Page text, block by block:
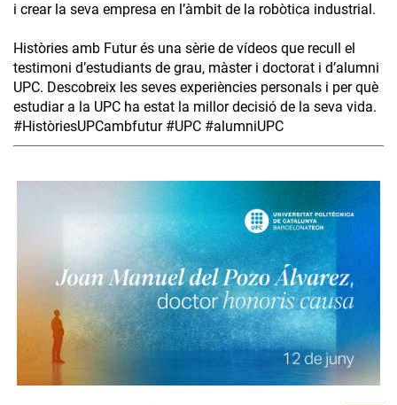
i crear la seva empresa en l’àmbit de la robòtica industrial.
Històries amb Futur és una sèrie de vídeos que recull el
testimoni d’estudiants de grau, màster i doctorat i d’alumni
UPC. Descobreix les seves experiències personals i per què
estudiar a la UPC ha estat la millor decisió de la seva vida.
#HistòriesUPCambfutur #UPC #alumniUPC